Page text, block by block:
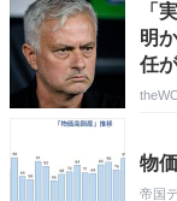
「
明
任
物
帝国